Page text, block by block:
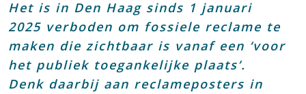
Het is in Den Haag sinds 1 januari
2025 verboden om fossiele reclame te
maken die zichtbaar is vanaf een ‘voor
het publiek toegankelijke plaats’.
Denk daarbij aan reclameposters in